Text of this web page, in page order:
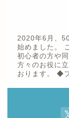
2020年6月、
始めました。
初心者の方や
方々のお役に
おります。 ◆